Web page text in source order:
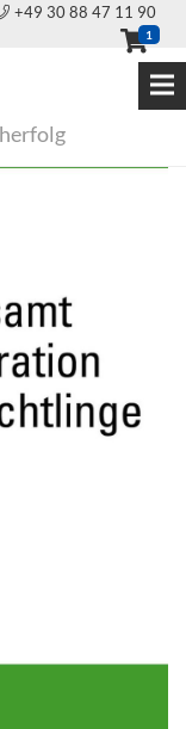
+49 30 88 47 11 90
1